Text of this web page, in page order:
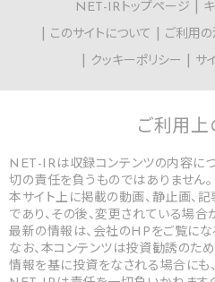
NET-IRトップページ
このサイトについて
ご利用
クッキーポリシー
サ
ご利用上
NET-IRは収録コンテンツの内容につ
切の責任を負うものではありません。
本サイト上に掲載の動画、静止画、
であり、その後、変更されている場合
最新の情報は、会社のHPをご覧にな
なお、本コンテンツは投資勧誘のた
情報を基に投資をなされる場合にも、